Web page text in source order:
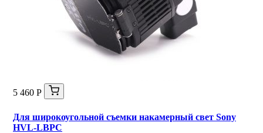
5 460 Р
Для широкоугольной съемки накамерный свет Sony
HVL-LBPC